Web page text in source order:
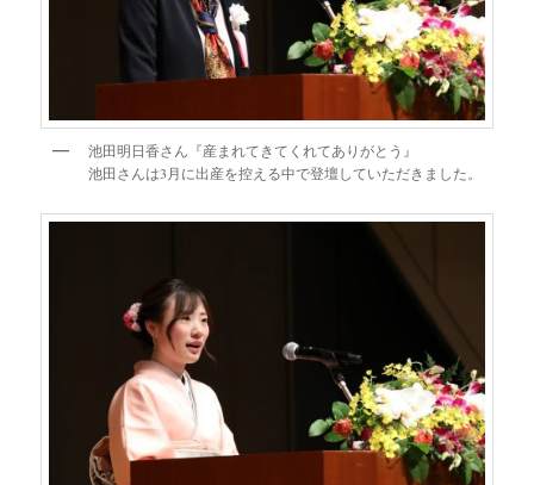
池田明日香さん『産まれてきてくれてありがとう』
池田さんは3月に出産を控える中で登壇していただきました。